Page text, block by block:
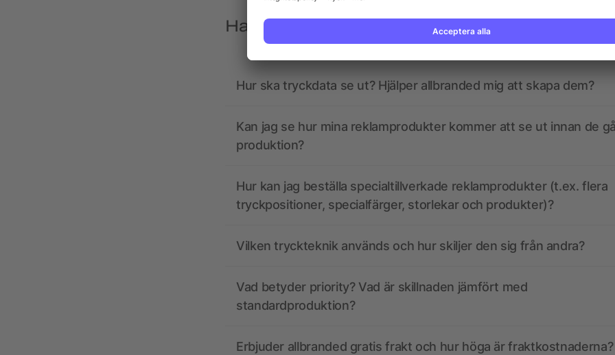
Har du frågor? Vi har svaren.
Hur ska tryckdata se ut? Hjälper allbranded mig att skapa dem?
Kan jag se hur mina reklamprodukter kommer att se ut innan de
produktion?
Hur kan jag beställa specialtillverkade reklamprodukter (t.ex. flera
tryckpositioner, specialfärger, storlekar och produkter)?
Vilken tryckteknik används och hur skiljer den sig från andra?
Vad betyder priority? Vad är skillnaden jämfört med
standardproduktion?
Erbjuder allbranded gratis frakt och hur höga är fraktkostnaderna?